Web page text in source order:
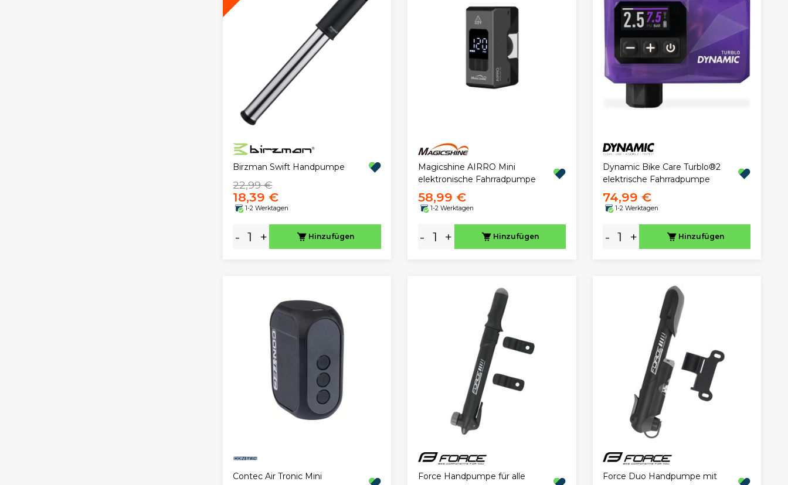
Birzman Swift Handpumpe
22,99 €
18,39 €
1-2 Werktagen
- + Hinzufügen
Magicshine AIRRO Mini
elektronische Fahrradpumpe
58,99 €
1-2 Werktagen
- + Hinzufügen
Dynamic Bike Care Turblo®2
elektrische Fahrradpumpe
74,99 €
1-2 Werktagen
- + Hinzufügen
Contec Air Tronic Mini
Force Handpumpe für alle
Force Duo Handpumpe mit